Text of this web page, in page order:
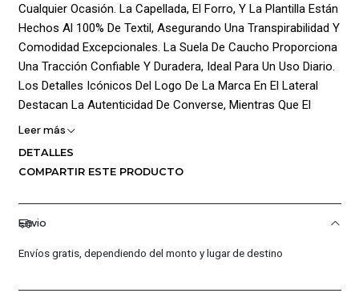
Cualquier Ocasión. La Capellada, El Forro, Y La Plantilla Están
Hechos Al 100% De Textil, Asegurando Una Transpirabilidad Y
Comodidad Excepcionales. La Suela De Caucho Proporciona
Una Tracción Confiable Y Duradera, Ideal Para Un Uso Diario.
Los Detalles Icónicos Del Logo De La Marca En El Lateral
Destacan La Autenticidad De Converse, Mientras Que El
Cierre De Cordones Permite Un Ajuste Personalizado. Estos
Para Quienes Desean Destacar Con Un Toque De Elegancia Y
Frescura.
¡Ventajas De Comprar En Pacific Sport Colombia!:
Leer más
DETALLES
COMPARTIR ESTE PRODUCTO
Envio
Envíos gratis, dependiendo del monto y lugar de destino